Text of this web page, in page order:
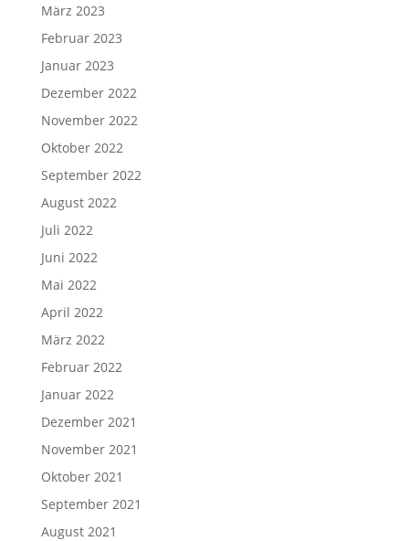
März 2023
Februar 2023
Januar 2023
Dezember 2022
November 2022
Oktober 2022
September 2022
August 2022
Juli 2022
Juni 2022
Mai 2022
April 2022
März 2022
Februar 2022
Januar 2022
Dezember 2021
November 2021
Oktober 2021
September 2021
August 2021